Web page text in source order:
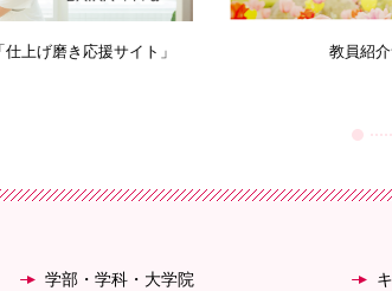
」
学部・学科・大学院